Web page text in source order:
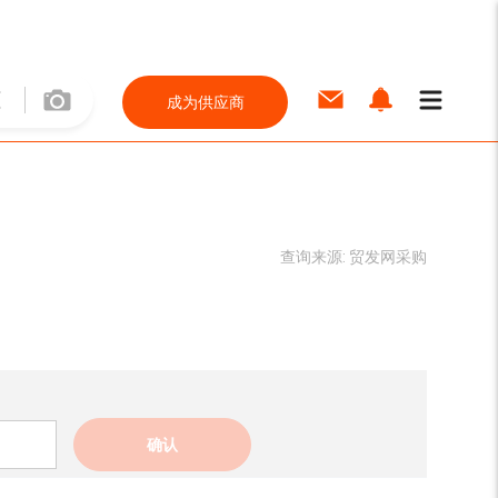
成为供应商
查询来源: 贸发网采购
确认